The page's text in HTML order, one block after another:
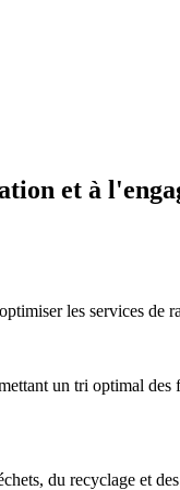
et à
les services de
un tri optimal
du recyclage et